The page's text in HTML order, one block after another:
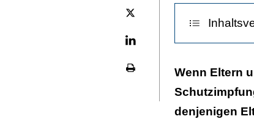
Plattform
Welches
Es zählt
Wenn Eltern
denjenigen